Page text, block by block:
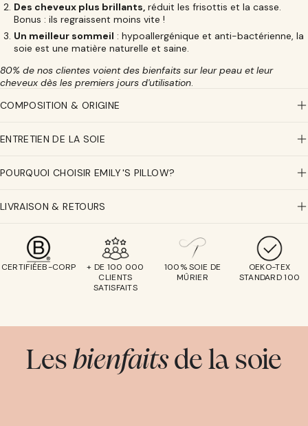
Des cheveux plus brillants, réduit les frisottis et la casse.
Bonus : ils regraissent moins vite !
Un meilleur sommeil : hypoallergénique et anti-bactérienne, la
soie est une matière naturelle et saine.
80% de nos clientes voient des bienfaits sur leur peau et leur
cheveux dès les premiers jours d'utilisation.
COMPOSITION & ORIGINE
ENTRETIEN DE LA SOIE
POURQUOI CHOISIR EMILY'S PILLOW?
LIVRAISON & RETOURS
CERTIFIÉEB-CORP
+ DE 100 000
CLIENTS
SATISFAITS
100% SOIE DE
MÛRIER
OEKO-TEX
STANDARD 100
Les bienfaits de la soie